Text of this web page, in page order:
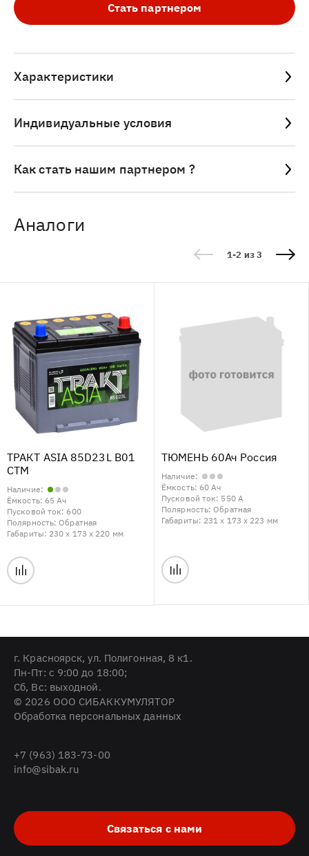
Стать партнером
Характеристики
Индивидуальные условия
Как стать нашим партнером ?
Аналоги
1-2 из 3
ТРАКТ ASIA 85D23L B01
СТМ
Наличие:
Ёмкость: 65 Ач
Пусковой ток: 600
Полярность:Обратная
Габариты: 230 x 173 x 220 мм
ТЮМЕНЬ 60Ач Россия
Наличие:
Ёмкость: 60 Ач
Пусковой ток: 550 А
Полярность:Обратная
Габариты: 231 x 173 x 223 мм
г. Красноярск, ул. Полигонная, 8 к1.
Пн-Пт: с 9:00 до 18:00;
Cб, Вс: выходной.
© 2026 ООО СИБАККУМУЛЯТОР
Обработка персональных данных
+7 (963) 183-73-00
info@sibak.ru
Связаться с нами